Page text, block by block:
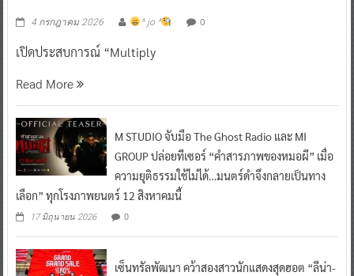
4 กรกฎาคม 2026 ^ jo ^ 0
เปิดประสบการณ์ “Multiply
Read More
M STUDIO จับมือ The Ghost Radio และ MI
GROUP ปล่อยทีเซอร์ “คำสารภาพของหมอผี” เมื่อ
ความยุติธรรมใช้ไม่ได้…มนตร์ดำจึงกลายเป็นทาง
เลือก” ทุกโรงภาพยนตร์ 12 สิงหาคมนี้
17 มิถุนายน 2026 0
เซ็นทรัลพัฒนา คว้าสองสาวนักแสดงสุดฮอต “ลีน่า-